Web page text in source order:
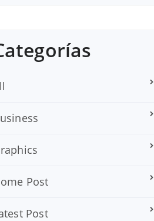
Post
Post